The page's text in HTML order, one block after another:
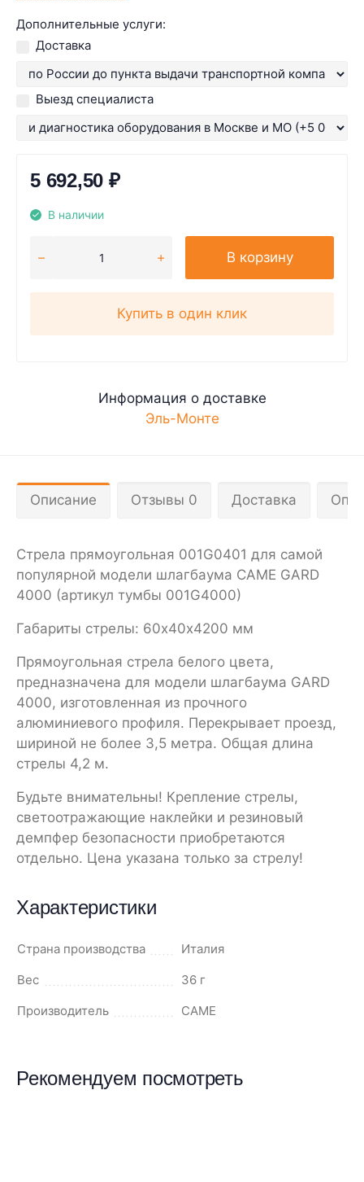
Дополнительные услуги:
Доставка
Выезд специалиста
5 692,50 ₽
В наличии
В корзину
Купить в один клик
Информация о доставке
Эль-Монте
Описание Отзывы 0 Доставка
Стрела прямоугольная 001G0401 для самой
популярной модели шлагбаума CAME GARD
4000 (артикул тумбы 001G4000)
Габариты стрелы: 60х40х4200 мм
Прямоугольная стрела белого цвета,
предназначена для модели шлагбаума GARD
4000, изготовленная из прочного
алюминиевого профиля. Перекрывает проезд,
шириной не более 3,5 метра. Общая длина
стрелы 4,2 м.
Будьте внимательны! Крепление стрелы,
светоотражающие наклейки и резиновый
демпфер безопасности приобретаются
отдельно. Цена указана только за стрелу!
Характеристики
Страна производства
Италия
Вес
36 г
Производитель
CAME
Рекомендуем посмотреть